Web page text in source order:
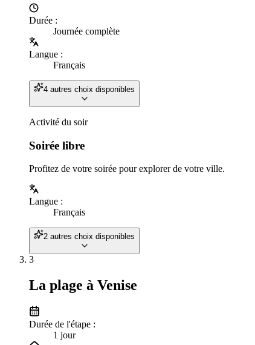
Durée :
Journée complète
Langue :
Français
4 autres choix disponibles
Activité du soir
Soirée libre
Profitez de votre soirée pour explorer de votre ville.
Langue :
Français
2 autres choix disponibles
3
La plage à Venise
Durée de l'étape :
1 jour